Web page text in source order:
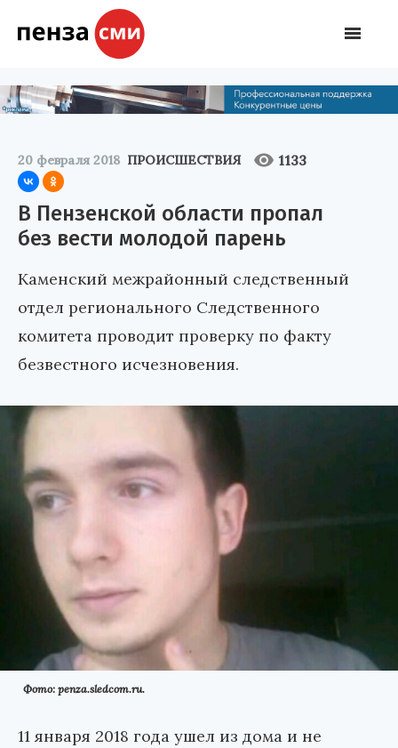
20 февраля 2018 ПРОИСШЕСТВИЯ 1133
В Пензенской области пропал
без вести молодой парень
Каменский межрайонный следственный
отдел регионального Следственного
комитета проводит проверку по факту
безвестного исчезновения.
Фото: penza.sledcom.ru.
11 января 2018 года ушел из дома и не